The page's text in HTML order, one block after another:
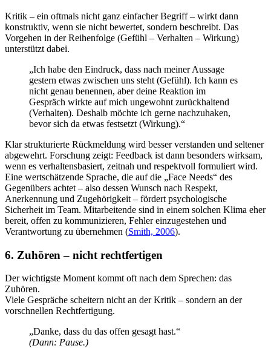
Kritik – ein oftmals nicht ganz einfacher Begriff – wirkt dann
konstruktiv, wenn sie nicht bewertet, sondern beschreibt. Das
Vorgehen in der Reihenfolge (Gefühl – Verhalten – Wirkung)
unterstützt dabei.
„Ich habe den Eindruck, dass nach meiner Aussage
gestern etwas zwischen uns steht (Gefühl). Ich kann es
nicht genau benennen, aber deine Reaktion im
Gespräch wirkte auf mich ungewohnt zurückhaltend
(Verhalten). Deshalb möchte ich gerne nachzuhaken,
bevor sich da etwas festsetzt (Wirkung).“
Klar strukturierte Rückmeldung wird besser verstanden und seltener
abgewehrt. Forschung zeigt: Feedback ist dann besonders wirksam,
wenn es verhaltensbasiert, zeitnah und respektvoll formuliert wird.
Eine wertschätzende Sprache, die auf die „Face Needs“ des
Gegenübers achtet – also dessen Wunsch nach Respekt,
Anerkennung und Zugehörigkeit – fördert psychologische
Sicherheit im Team. Mitarbeitende sind in einem solchen Klima eher
bereit, offen zu kommunizieren, Fehler einzugestehen und
Verantwortung zu übernehmen (Smith, 2006).
6. Zuhören – nicht rechtfertigen
Der wichtigste Moment kommt oft nach dem Sprechen: das
Zuhören.
Viele Gespräche scheitern nicht an der Kritik – sondern an der
vorschnellen Rechtfertigung.
„Danke, dass du das offen gesagt hast.“
(Dann: Pause.)